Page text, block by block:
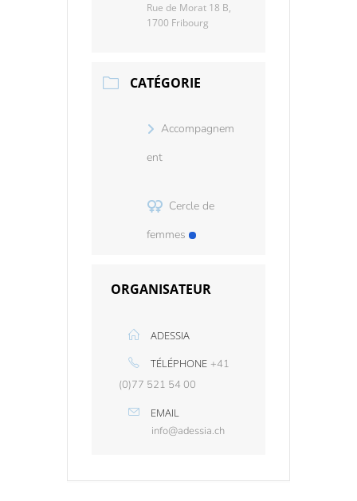
Rue de Morat 18 B,
1700 Fribourg
CATÉGORIE
Accompagnem
ent
Cercle de
femmes
ORGANISATEUR
ADESSIA
TÉLÉPHONE +41
(0)77 521 54 00
EMAIL
info@adessia.ch